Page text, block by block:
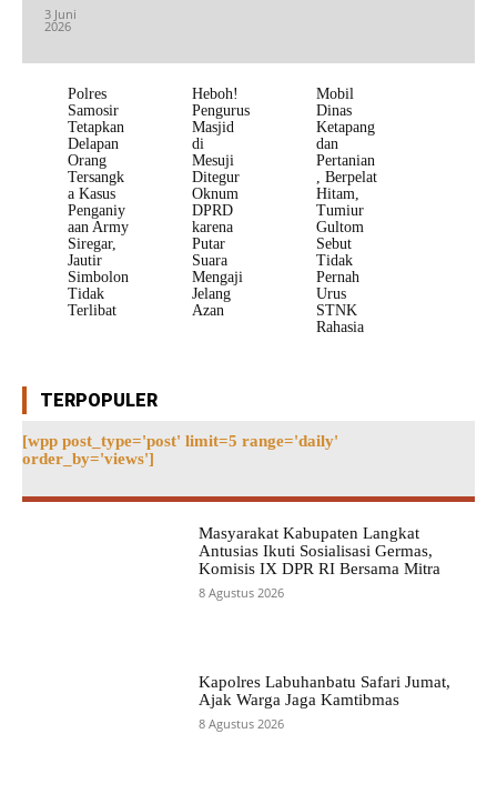
3 Juni
2026
Polres
Samosir
Tetapkan
Delapan
Orang
Tersangk
a Kasus
Penganiy
aan Army
Siregar,
Jautir
Simbolon
Tidak
Terlibat
Heboh!
Pengurus
Masjid
di
Mesuji
Ditegur
Oknum
DPRD
karena
Putar
Suara
Mengaji
Jelang
Azan
Mobil
Dinas
Ketapang
dan
Pertanian
, Berpelat
Hitam,
Tumiur
Gultom
Sebut
Tidak
Pernah
Urus
STNK
Rahasia
TERPOPULER
[wpp post_type='post' limit=5 range='daily'
order_by='views']
Masyarakat Kabupaten Langkat
Antusias Ikuti Sosialisasi Germas,
Komisis IX DPR RI Bersama Mitra
8 Agustus 2026
Kapolres Labuhanbatu Safari Jumat,
Ajak Warga Jaga Kamtibmas
8 Agustus 2026